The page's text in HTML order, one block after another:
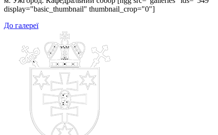
display="basic_thumbnail" thumbnail_crop="0"]
До галереї